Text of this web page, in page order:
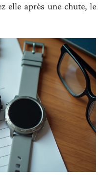
elle après une chute, le